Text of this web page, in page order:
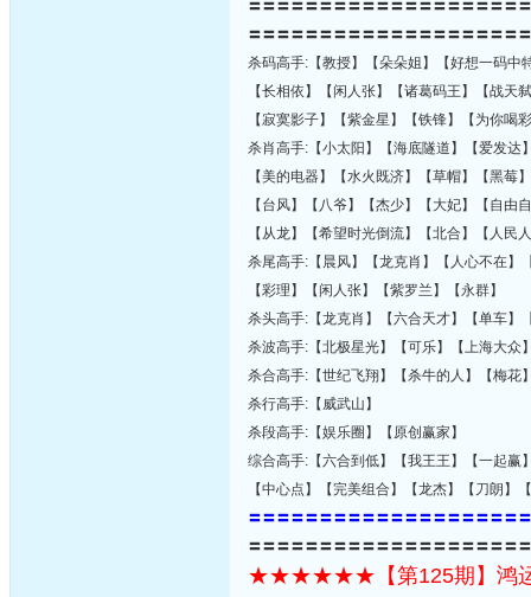
〓〓〓〓〓〓〓〓〓〓〓〓〓〓〓〓〓〓〓
〓〓〓〓〓〓〓〓〓〓〓〓〓〓〓〓〓〓〓
杀码高手:【教授】【朵朵姐】【好想一码中
【长相依】【闲人张】【诸葛码王】【战
【寂寞影子】【紫金星】【铁锋】【为你喝
杀肖高手:【小太阳】【海底隧道】【爱发达
【美的电器】【水火既济】【草帽】【黑
【台风】【八爷】【杰少】【大妃】【自
【从龙】【希望时光倒流】【北合】【人民
杀尾高手:【晨风】【龙克肖】【人心不在】
【彩理】【闲人张】【紫罗兰】【永群】
杀头高手:【龙克肖】【六合天才】【单车】
杀波高手:【北极星光】【可乐】【上海大众
杀合高手:【世纪飞翔】【杀牛的人】【梅花
杀行高手:【威武山】
杀段高手:【娱乐圈】【原创赢家】
综合高手:【六合到低】【我王王】【一起赢
【中心点】【完美组合】【龙杰】【刀朗】
〓〓〓〓〓〓〓〓〓〓〓〓〓〓〓〓〓〓〓
〓〓〓〓〓〓〓〓〓〓〓〓〓〓〓〓〓〓〓
★★★★★★【第125期】鸿